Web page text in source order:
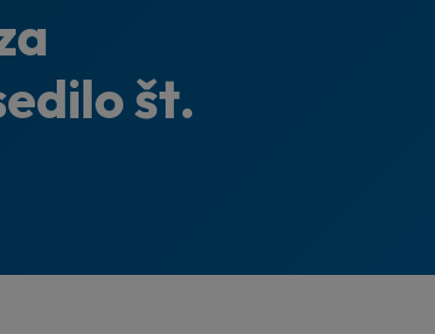
št.